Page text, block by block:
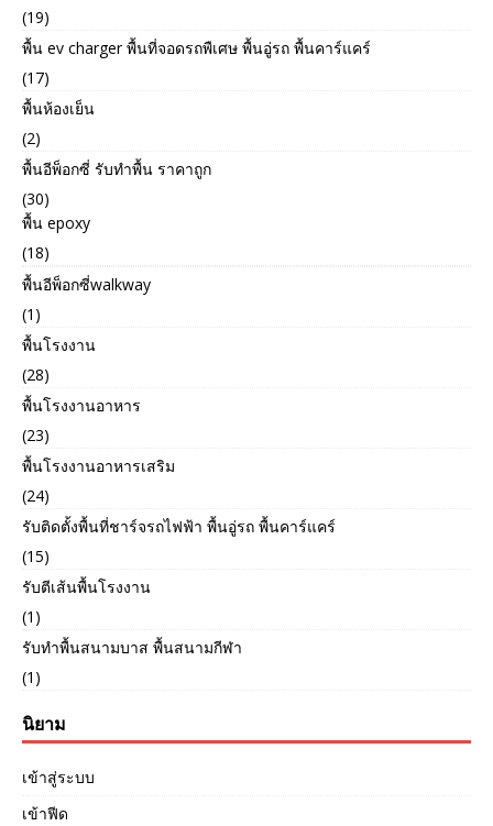
(19)
พื้น ev charger พื้นที่จอดรถพืเศษ พื้นอู่รถ พื้นคาร์แคร์
(17)
พื้นห้องเย็น
(2)
พื้นอีพ็อกซี่ รับทำพื้น ราคาถูก
(30)
พื้น epoxy
(18)
พื้นอีพ็อกซี่walkway
(1)
พื้นโรงงาน
(28)
พื้นโรงงานอาหาร
(23)
พื้นโรงงานอาหารเสริม
(24)
รับติดตั้งพื้นที่ชาร์จรถไฟฟ้า พื้นอู่รถ พื้นคาร์แคร์
(15)
รับตีเส้นพื้นโรงงาน
(1)
รับทำพื้นสนามบาส พื้นสนามกีฬา
(1)
นิยาม
เข้าสู่ระบบ
เข้าฟีด